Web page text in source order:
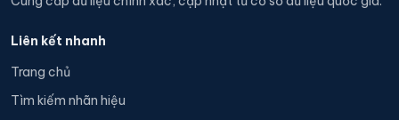
Liên kết nhanh
Trang chủ
Tìm kiếm nhãn hiệu